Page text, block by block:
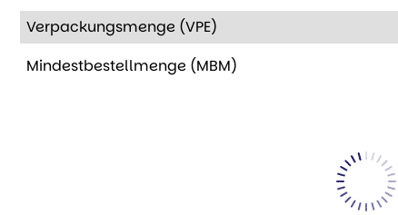
Verpackungsmenge (VPE)
Mindestbestellmenge (MBM)